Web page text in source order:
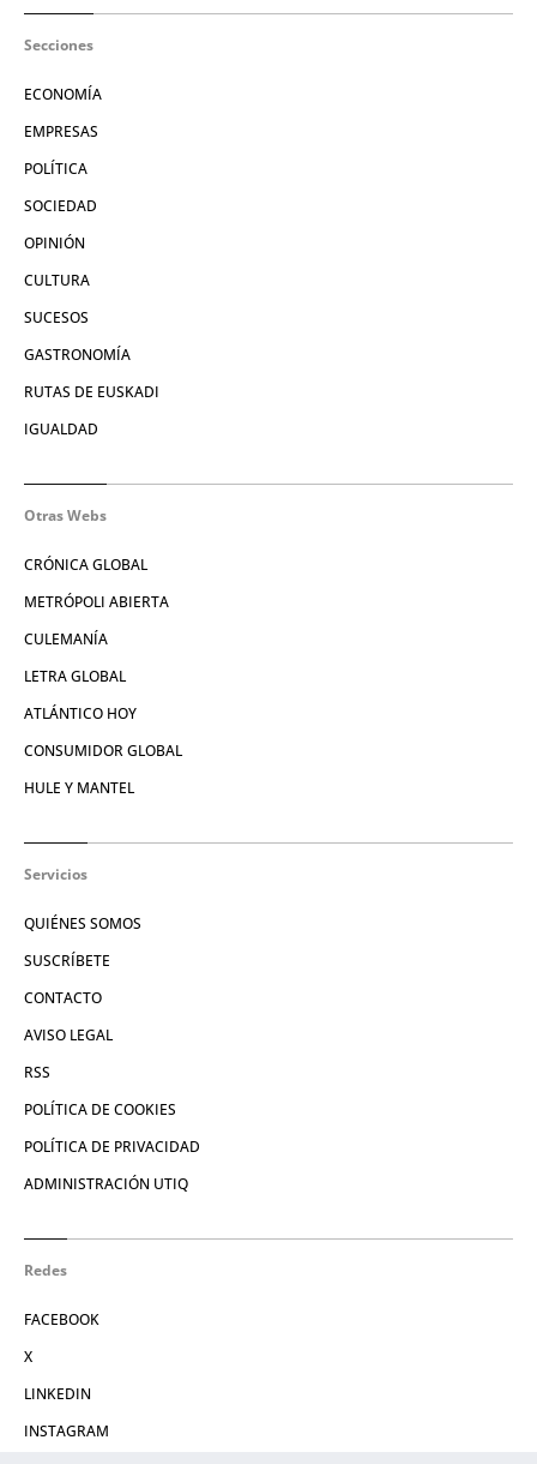
Secciones
ECONOMÍA
EMPRESAS
POLÍTICA
SOCIEDAD
OPINIÓN
CULTURA
SUCESOS
GASTRONOMÍA
RUTAS DE EUSKADI
IGUALDAD
Otras Webs
CRÓNICA GLOBAL
METRÓPOLI ABIERTA
CULEMANÍA
LETRA GLOBAL
ATLÁNTICO HOY
CONSUMIDOR GLOBAL
HULE Y MANTEL
Servicios
QUIÉNES SOMOS
SUSCRÍBETE
CONTACTO
AVISO LEGAL
RSS
POLÍTICA DE COOKIES
POLÍTICA DE PRIVACIDAD
ADMINISTRACIÓN UTIQ
Redes
FACEBOOK
X
LINKEDIN
INSTAGRAM